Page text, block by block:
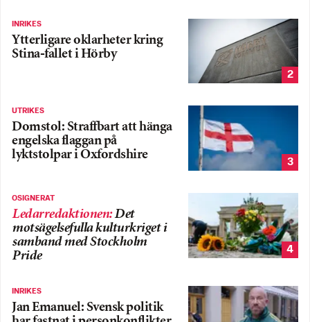
INRIKES
Ytterligare oklarheter kring
Stina-fallet i Hörby
2
UTRIKES
Domstol: Straffbart att hänga
engelska flaggan på
lyktstolpar i Oxfordshire
3
OSIGNERAT
Ledarredaktionen:Det
motsägelsefulla kulturkriget i
samband med Stockholm
Pride
4
INRIKES
Jan Emanuel: Svensk politik